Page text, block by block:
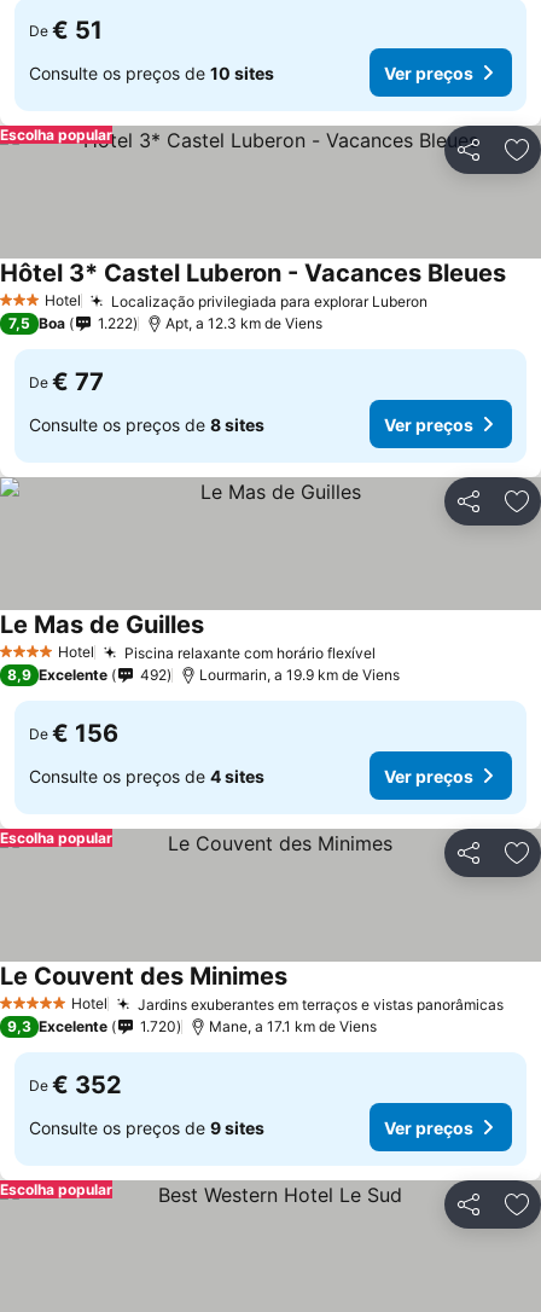
De € 51
Consulte os preços de 10 sites Ver preços
Partilhar
Escolha popular
3 EstrelasHotel Localização privilegiada para explorar Luberon
Hôtel 3* Castel Luberon - Vacances Bleues
7,5 Boa 1.222 Apt, a 12.3 km de Viens
De € 77
Consulte os preços de 8 sites Ver preços
Partilhar
4 EstrelasHotel Piscina relaxante com horário flexível
Le Mas de Guilles
8,9 Excelente 492 Lourmarin, a 19.9 km de Viens
De € 156
Consulte os preços de 4 sites Ver preços
Partilhar
Escolha popular
5 Estrelas Hotel Jardins exuberantes em terraços e vistas panorâmicas
Le Couvent des Minimes
9,3 Excelente 1.720 Mane, a 17.1 km de Viens
De € 352
Consulte os preços de 9 sites Ver preços
Partilhar
Escolha popular